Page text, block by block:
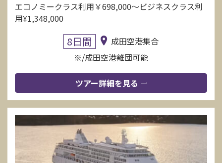
エコノミークラス利用￥698,000〜ビジネスクラス利
用¥1,348,000
8日間
成田空港集合
※/成田空港離団可能
ツアー詳細を見る